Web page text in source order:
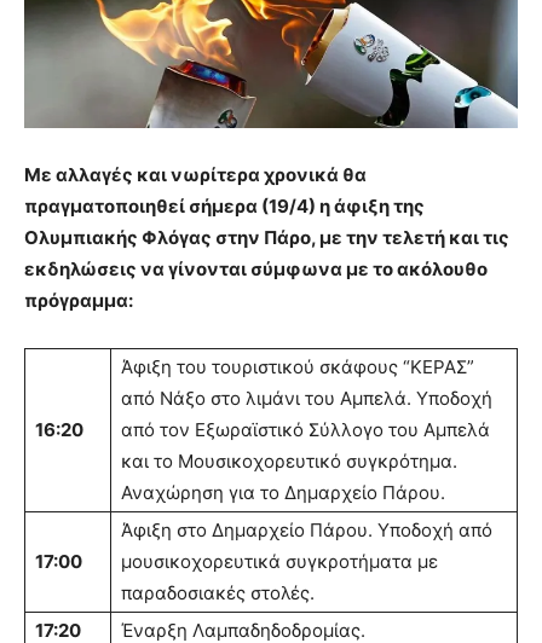
Με αλλαγές και νωρίτερα χρονικά θα
πραγματοποιηθεί σήμερα (19/4) η άφιξη της
Ολυμπιακής Φλόγας στην Πάρο, με την τελετή και τις
εκδηλώσεις να γίνονται σύμφωνα με το ακόλουθο
πρόγραμμα:
16:20
Άφιξη του τουριστικού σκάφους “ΚΕΡΑΣ”
από Νάξο στο λιμάνι του Αμπελά. Υποδοχή
από τον Εξωραϊστικό Σύλλογο του Αμπελά
και το Μουσικοχορευτικό συγκρότημα.
Αναχώρηση για το Δημαρχείο Πάρου.
17:00
Άφιξη στο Δημαρχείο Πάρου. Υποδοχή από
μουσικοχορευτικά συγκροτήματα με
παραδοσιακές στολές.
17:20
Έναρξη Λαμπαδηδοδρομίας.